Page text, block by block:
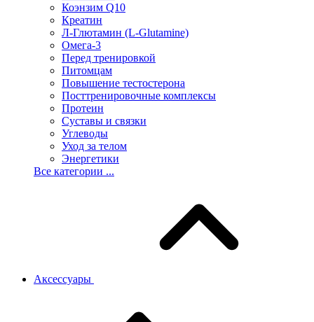
Коэнзим Q10
Креатин
Л-Глютамин (L-Glutamine)
Омега-3
Перед тренировкой
Питомцам
Повышение тестостерона
Посттренировочные комплексы
Протеин
Суставы и связки
Углеводы
Уход за телом
Энергетики
Все категории ...
Аксессуары